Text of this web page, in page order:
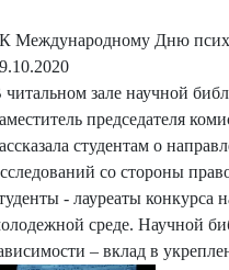
Международному Дню
читальном зале научной
председателя
студентам о
со стороны
- лауреаты конкурса
среде. Научной
– вклад в